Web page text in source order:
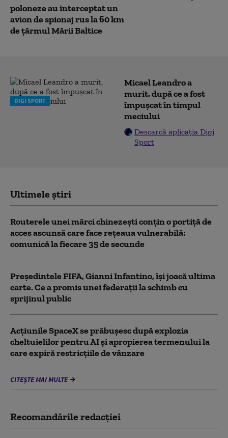
poloneze au interceptat un
avion de spionaj rus la 60 km
de țărmul Mării Baltice
DIGI SPORT
Micael Leandro a
murit, după ce a fost
împușcat în timpul
meciului
Descarcă aplicația Digi
Sport
Ultimele știri
Routerele unei mărci chinezești conțin o portiță de
acces ascunsă care face rețeaua vulnerabilă:
comunică la fiecare 35 de secunde
Președintele FIFA, Gianni Infantino, îşi joacă ultima
carte. Ce a promis unei federații la schimb cu
sprijinul public
Acţiunile SpaceX se prăbuşesc după explozia
cheltuielilor pentru AI şi apropierea termenului la
care expiră restricţiile de vânzare
CITEȘTE MAI MULTE
Recomandările redacţiei